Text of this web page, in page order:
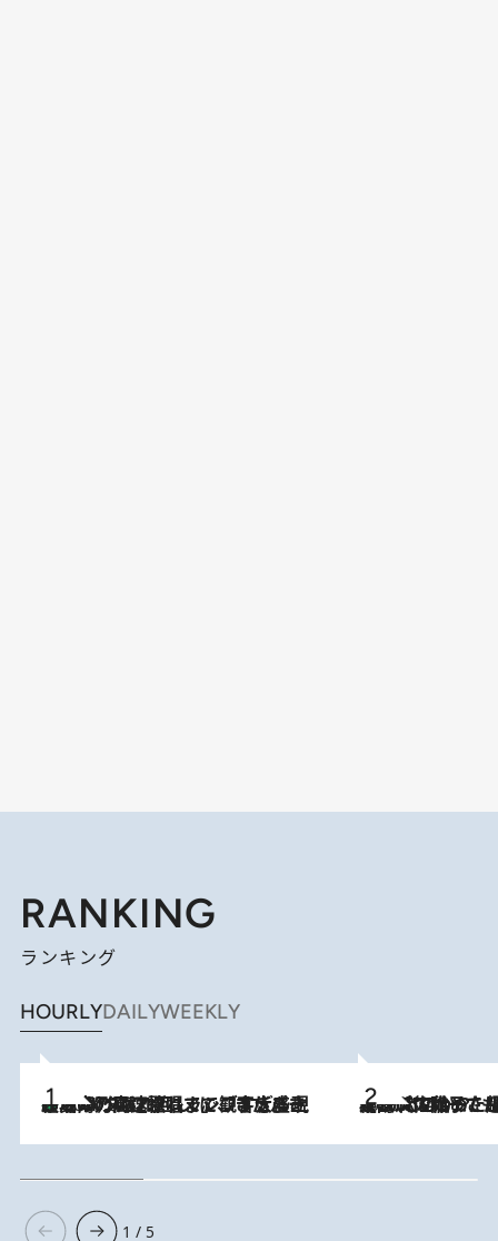
RANKING
ランキング
HOURLYDAILYWEEKLY
2026.8.7
「湘南乃風に憧れて」観客大盛上がりの“タオル回し”に、ラッパー顔負けの高速歌唱まで…さだまさし（74）のアグレッシブすぎる現在地 2026.8.5
【阿川佐和子さんの年とる力】なぜ70代で始めた趣味は“こんなに楽しい”のか？ ピアノ、俳句…スランプに陥っても続けられる“ある秘訣”とは
1 / 5